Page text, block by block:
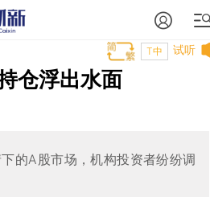
试听
T中
仓浮出水面
的A股市场，机构投资者纷纷调